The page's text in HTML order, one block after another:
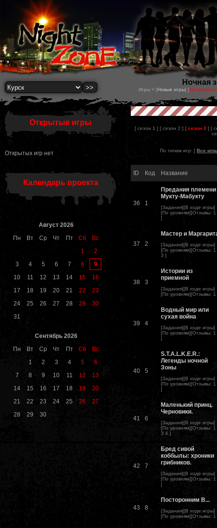
Ночная
Игры > [Новые игры] [История
Открытые игры
Открытых игр нет
Календарь проекта
Август 2026
Пн
Вт Ср Чт Пт Сб
Вс
1
2
3
4 5 6 7 8
9
10
11 12 13 14 15
16
17
18 19 20 21 22
23
24
25 26 27 28 29
30
31
Сентябрь 2026
Пн
Вт Ср Чт Пт Сб
Вс
1
2 3 4 5
6
7
8 9 10 11 12
13
14
15 16 17 18 19
20
21
22 23 24 25 26
27
28
29 30
[ сезон 1 ] [ сезон 2 ] [ сезон 3 ] [
По типам игр: [ Все
ID Код Название
36 1
Предания племени
Мукту-Мабукту
[Задания][В ходе игры]
[По уровням][Отзывы: 1
]
37 2
Мастер и
[Задания][В ходе игры]
[По уровням][Отзывы: 1
3 ]
38 3
Истории из
приемной
[Задания][В ходе игры]
[По уровням][Отзывы: 1
39 4
Водный мир или
сухая война
[Задания][В ходе игры]
[По уровням][Отзывы: 1
]
40 5
S.T.A.L.K.E.R.:
Легенды ночной
Зоны
[Задания][В ходе игры]
[По уровням][Отзывы: 1
]
41 6
Маленький принц.
Черновики.
[Задания][В ходе игры]
[По уровням][Отзывы: 1
3 4 ]
42 7
Бред сивой
коббылы: хроники
грибников.
[Задания][В ходе игры]
[По уровням][Отзывы: 1
]
43 8
Посторонним В...
[Задания][В ходе игры]
[По уровням][Отзывы: 1